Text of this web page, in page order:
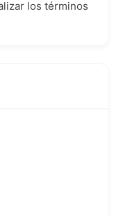
los términos